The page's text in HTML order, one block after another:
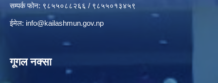
सम्पर्क फोन: ९८५५०८८२६६ / ९८५५०१३४५९
ईमेल: info@kailashmun.gov.np
गूगल नक्सा